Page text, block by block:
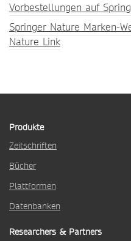
Vorbestellungen auf
Springer Nature Marken-
Nature Link
Produkte
Zeitschriften
Bücher
Plattformen
Datenbanken
Researchers & Partners